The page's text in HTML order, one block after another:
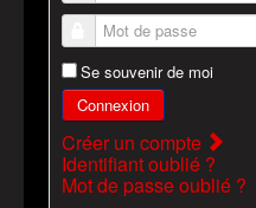
CONTACTEZ-NOUS
Mot de passe
Se souvenir de moi
Connexion
Créer un compte
Identifiant oublié ?
Mot de passe oublié ?